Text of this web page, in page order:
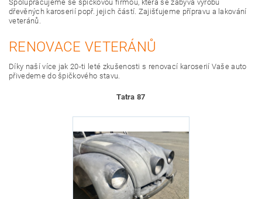
Spolupracujeme se špičkovou firmou, která se zabývá výrobu
dřevěných karoserií popř. jejich částí. Zajišťujeme přípravu a lakování
veteránů.
RENOVACE VETERÁNŮ
Díky naší více jak 20-ti leté zkušenosti s renovací karoserií Vaše auto
přivedeme do špičkového stavu.
Tatra 87